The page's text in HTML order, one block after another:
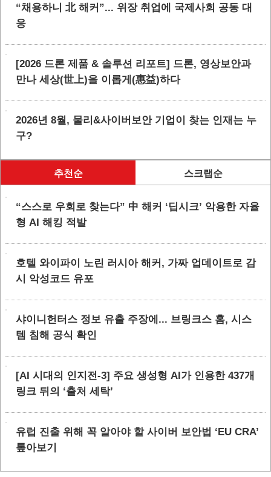
“채용하니 北 해커”... 위장 취업에 국제사회 공동 대
응
[2026 드론 제품 & 솔루션 리포트] 드론, 영상보안과
만나 세상(世上)을 이롭게(惠益)하다
2026년 8월, 물리&사이버보안 기업이 찾는 인재는 누
구?
추천순 스크랩순
“스스로 우회로 찾는다” 中 해커 ‘딥시크’ 악용한 자율
형 AI 해킹 적발
호텔 와이파이 노린 러시아 해커, 가짜 업데이트로 감
시 악성코드 유포
샤이니헌터스 정보 유출 주장에... 브링크스 홈, 시스
템 침해 공식 확인
[AI 시대의 인지전-3] 주요 생성형 AI가 인용한 437개
링크 뒤의 ‘출처 세탁’
유럽 진출 위해 꼭 알아야 할 사이버 보안법 ‘EU CRA’
톺아보기